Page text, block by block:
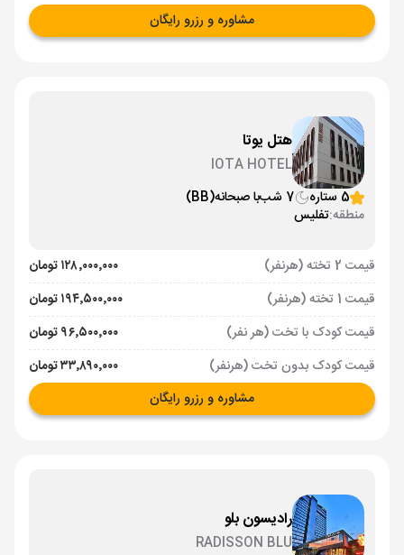
مشاوره و رزرو رایگان
هتل یوتا
IOTA HOTEL
5 ستاره
7 شب با صبحانه(BB)
منطقه:تفلیس
قیمت 2 تخته (هرنفر)
۱۲۸٬۰۰۰٬۰۰۰ تومان
قیمت 1 تخته (هرنفر)
۱۹۴٬۵۰۰٬۰۰۰ تومان
قیمت کودک با تخت (هر نفر)
۹۶٬۵۰۰٬۰۰۰ تومان
قیمت کودک بدون تخت (هرنفر)
۳۳٬۸۹۰٬۰۰۰ تومان
مشاوره و رزرو رایگان
رادیسون بلو
RADISSON BLU